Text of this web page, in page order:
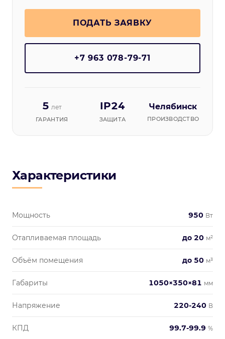
ПОДАТЬ ЗАЯВКУ
+7 963 078-79-71
5 лет
ГАРАНТИЯ
IP24
ЗАЩИТА
Челябинск
ПРОИЗВОДСТВО
Характеристики
Мощность 950 Вт
Отапливаемая площадь до 20 м²
Объём помещения до 50 м³
Габариты 1050×350×81 мм
Напряжение 220-240 В
КПД 99.7-99.9 %